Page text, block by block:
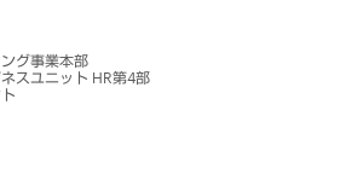
グ事業本部
スユニット HR第4部